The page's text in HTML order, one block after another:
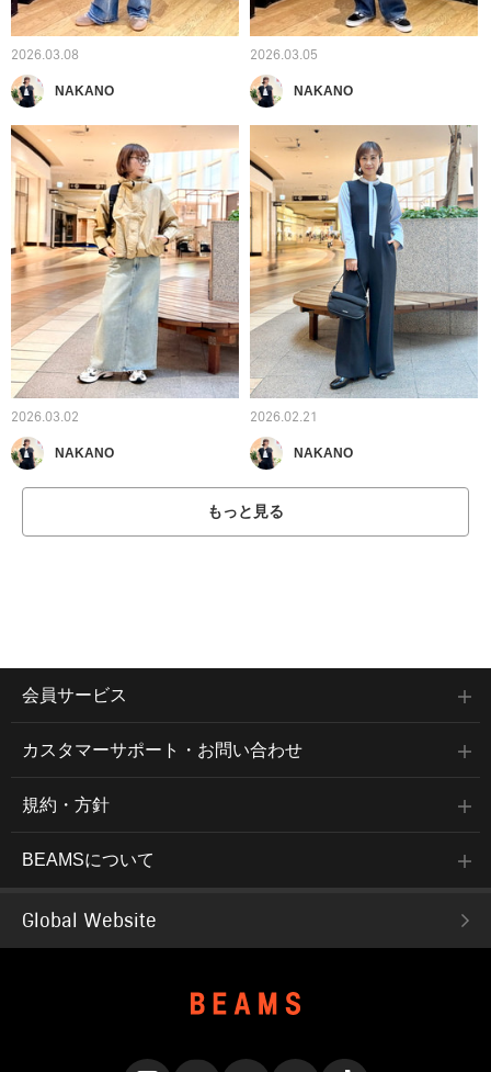
2026.03.08
NAKANO
2026.03.05
NAKANO
2026.03.02
NAKANO
2026.02.21
NAKANO
もっと見る
会員サービス
カスタマーサポート・お問い合わせ
規約・方針
BEAMSについて
Global Website